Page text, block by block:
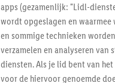
apps (gezamenlijk: "Lidl-
wordt opgeslagen en
en sommige technieken
verzamelen en analyseren
diensten. Als je lid bent van
voor de hiervoor genoemde